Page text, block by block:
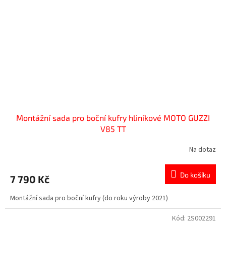
Montážní sada pro boční kufry hliníkové MOTO GUZZI
V85 TT
Na dotaz
7 790 Kč Do košíku
Montážní sada pro boční kufry (do roku výroby 2021)
Kód: 2S002291